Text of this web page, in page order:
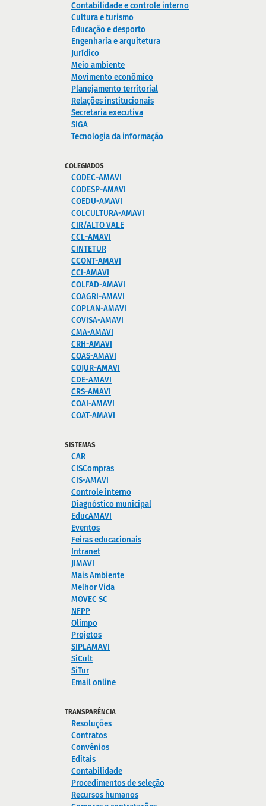
Contabilidade e controle interno
Cultura e turismo
Educação e desporto
Engenharia e arquitetura
Jurídico
Meio ambiente
Movimento econômico
Planejamento territorial
Relações institucionais
Secretaria executiva
SIGA
Tecnologia da informação
COLEGIADOS
CODEC-AMAVI
CODESP-AMAVI
COEDU-AMAVI
COLCULTURA-AMAVI
CIR/ALTO VALE
CCL-AMAVI
CINTETUR
CCONT-AMAVI
CCI-AMAVI
COLFAD-AMAVI
COAGRI-AMAVI
COPLAN-AMAVI
COVISA-AMAVI
CMA-AMAVI
CRH-AMAVI
COAS-AMAVI
COJUR-AMAVI
CDE-AMAVI
CRS-AMAVI
COAI-AMAVI
COAT-AMAVI
SISTEMAS
CAR
CISCompras
CIS-AMAVI
Controle interno
Diagnóstico municipal
EducAMAVI
Eventos
Feiras educacionais
Intranet
JIMAVI
Mais Ambiente
Melhor Vida
MOVEC SC
NFPP
Olimpo
Projetos
SIPLAMAVI
SiCult
SiTur
Email online
TRANSPARÊNCIA
Resoluções
Contratos
Convênios
Editais
Contabilidade
Procedimentos de seleção
Recursos humanos